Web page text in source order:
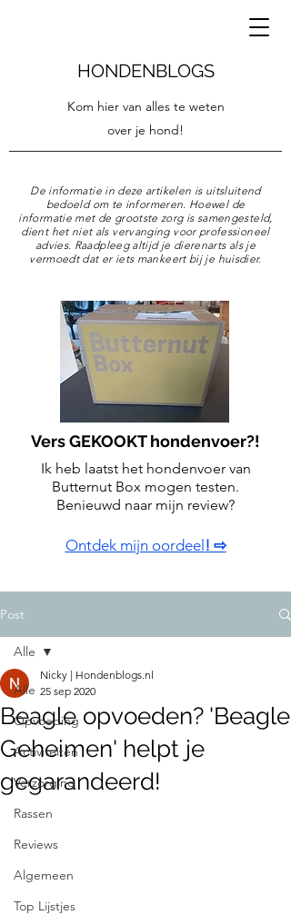
HONDENBLOGS
Kom hier van alles te weten
over je hond!
De informatie in deze artikelen is uitsluitend
bedoeld om te informeren. Hoewel de
informatie met de grootste zorg is samengesteld,
dient het niet als vervanging voor professioneel
advies. Raadpleeg altijd je dierenarts als je
vermoedt dat er iets mankeert bij je huisdier.
Vers GEKOOKT hondenvoer?!
Ik heb laatst het hondenvoer van
Butternut Box mogen testen.
Benieuwd naar mijn review?
Ontdek mijn oordeel ! ⇨
Post
Alle
Opvoeding
Activiteiten
Verzorging
Rassen
Reviews
Algemeen
Top Lijstjes
Alle
Beagle opvoeden? 'Beagle
Geheimen' helpt je
gegarandeerd!
Nicky | Hondenblogs.nl
25 sep 2020